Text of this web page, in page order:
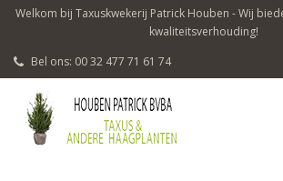
Welkom bij Taxuskwekerij Patrick Houben - Wij
kwaliteitsverhouding!
Bel ons: 00 32 477 71 61 74